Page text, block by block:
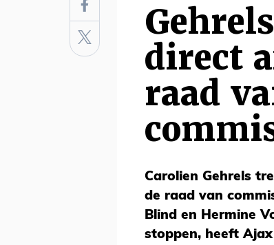
direct
raad
Carolien Gehrels
de raad van
Blind en Hermine
stoppen, heeft